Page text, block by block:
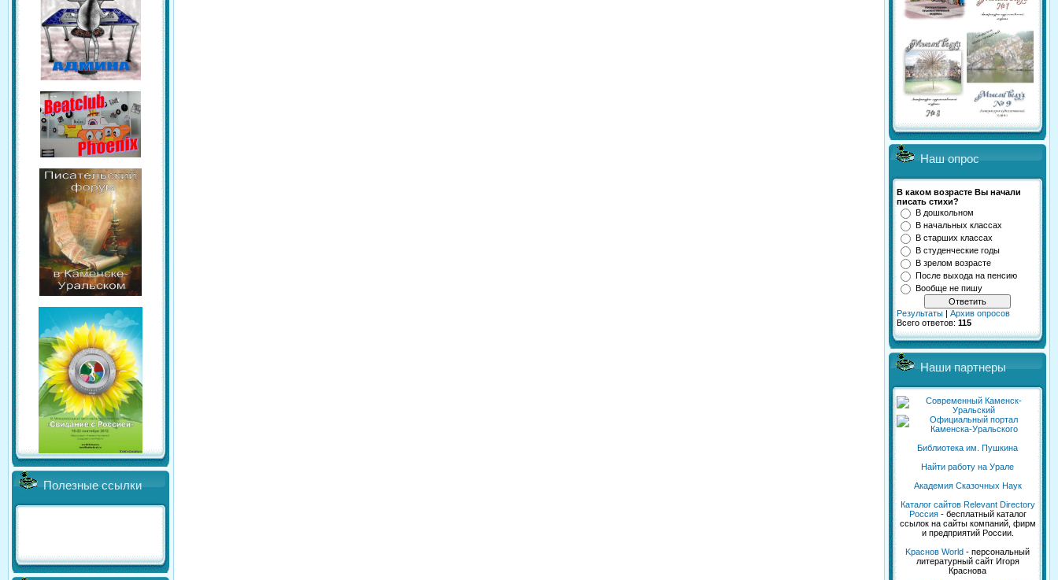
Полезные ссылки
Наш опрос
В каком возрасте Вы начали
писать стихи?
В дошкольном
В начальных классах
В старших классах
В студенческие годы
В зрелом возрасте
После выхода на пенсию
Вообще не пишу
Результаты | Архив опросов
Всего ответов: 115
Наши партнеры
Библиотека им. Пушкина
Найти работу на Урале
Академия Сказочных Наук
Каталог сайтов Relevant Directory
Россия- бесплатный каталог
ссылок на сайты компаний, фирм
и предприятий России.
Kраснов World - персональный
литературный сайт Игоря
Краснова